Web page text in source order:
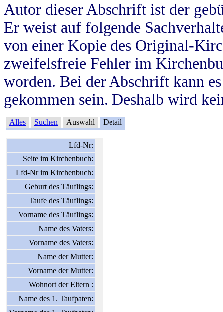
Autor dieser Abschrift ist der
Er weist auf folgende
von einer Kopie des Original-
zweifelsfreie Fehler im
worden. Bei der Abschrift kann
gekommen sein. Deshalb wird
Alles Suchen Auswahl Detail
Lfd-Nr:
Seite im Kirchenbuch:
Lfd-Nr im Kirchenbuch:
Geburt des Täuflings:
Taufe des Täuflings:
Vorname des Täuflings:
Name des Vaters:
Vorname des Vaters:
Name der Mutter:
Vorname der Mutter:
Wohnort der Eltern :
Name des 1. Taufpaten: